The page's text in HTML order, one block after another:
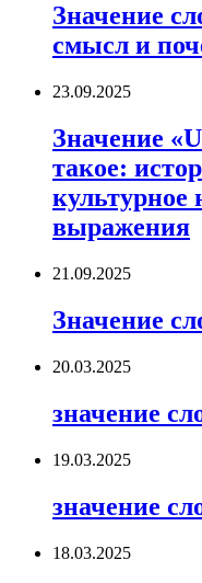
Значение
смысл и
23.09.2025
Значение
такое:
культурное
выражения
21.09.2025
Значение
20.03.2025
значение
19.03.2025
значение
18.03.2025